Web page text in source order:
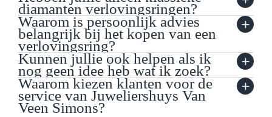
diamanten verlovingsringen?
Waarom is persoonlijk advies
belangrijk bij het kopen van een
verlovingsring?
Kunnen jullie ook helpen als ik
nog geen idee heb wat ik zoek?
Waarom kiezen klanten voor de
service van Juweliershuys Van
Veen Simons?